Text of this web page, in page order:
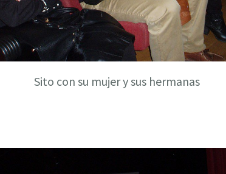
Sito con su mujer y sus hermanas